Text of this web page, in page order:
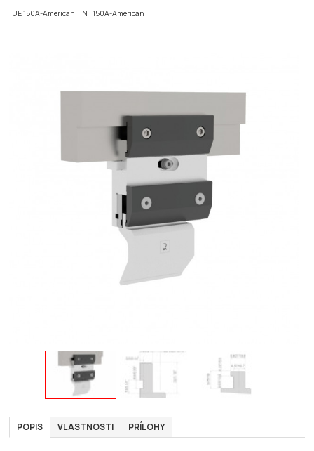
UE 150A-American INT150A-American
POPIS VLASTNOSTI PRÍLOHY